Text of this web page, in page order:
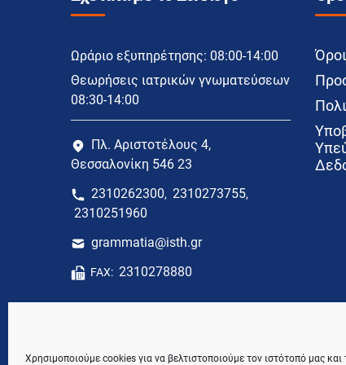
Χρησιμοποιούμε cookies για να βελτιστοποιούμε τον ιστότοπό μας και
Ωράριο εξυπηρέτησης: 08:00-14:00
Θεωρήσεις ιατρικών γνωματεύσεων
08:30-14:00
Πλ. Αριστοτέλους 4,
Θεσσαλονίκη 546 23
2310262300, 2310273755,
2310251960
grammatia@isth.gr
FAX: 2310278880